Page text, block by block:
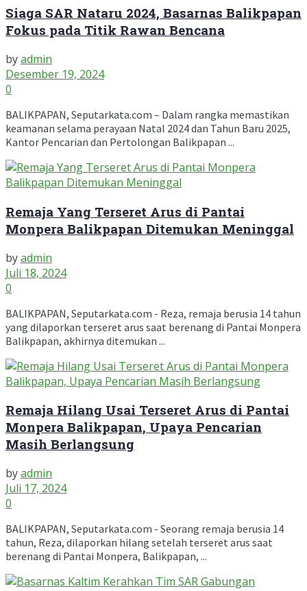
Siaga SAR Nataru 2024, Basarnas Balikpapan
Fokus pada Titik Rawan Bencana
byadmin
Desember 19, 2024
0
BALIKPAPAN, Seputarkata.com – Dalam rangka memastikan
keamanan selama perayaan Natal 2024 dan Tahun Baru 2025,
Kantor Pencarian dan Pertolongan Balikpapan ...
Remaja Yang Terseret Arus di Pantai
Monpera Balikpapan Ditemukan Meninggal
byadmin
Juli 18, 2024
0
BALIKPAPAN, Seputarkata.com - Reza, remaja berusia 14 tahun
yang dilaporkan terseret arus saat berenang di Pantai Monpera
Balikpapan, akhirnya ditemukan ...
Remaja Hilang Usai Terseret Arus di Pantai
Monpera Balikpapan, Upaya Pencarian
Masih Berlangsung
byadmin
Juli 17, 2024
0
BALIKPAPAN, Seputarkata.com - Seorang remaja berusia 14
tahun, Reza, dilaporkan hilang setelah terseret arus saat
berenang di Pantai Monpera, Balikpapan, ...